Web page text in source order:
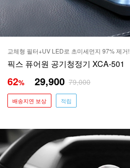
교체형 필터+UV LED로 초미세먼지 97% 제거!
픽스 퓨어원 공기청정기 XCA-501
62% 29,900 79,000
배송지연 보상 적립